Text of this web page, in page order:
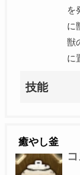
を
に
獣
に
技能
癒やし釜